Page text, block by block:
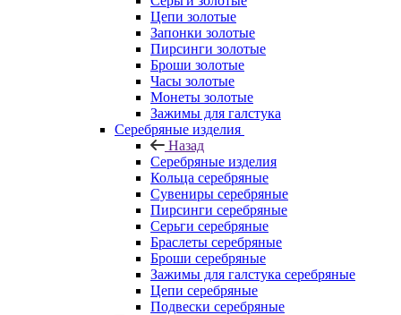
Цепи золотые
Запонки золотые
Пирсинги золотые
Броши золотые
Часы золотые
Монеты золотые
Зажимы для галстука
Серебряные изделия
Назад
Серебряные изделия
Кольца серебряные
Сувениры серебряные
Пирсинги серебряные
Серьги серебряные
Браслеты серебряные
Броши серебряные
Зажимы для галстука серебряные
Цепи серебряные
Подвески серебряные